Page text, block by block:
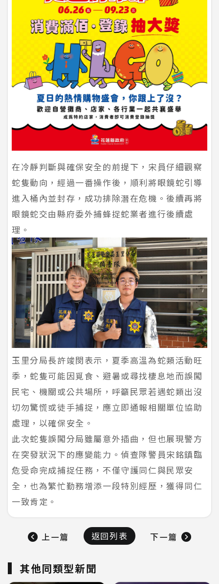
在冷靜判斷與確保安全的前提下，宋員仔細觀察
蛇隻動向，經過一番操作後，順利將眼鏡蛇引導
進入桶內並封存，成功排除潛在危機。後續再將
眼鏡蛇交由縣府委外捕蜂捉蛇業者進行後續處
理。
玉里分局長許竣閔表示，夏季高溫為蛇類活動旺
季，蛇隻可能因覓食、避暑或尋找棲息地而誤闖
民宅、機關或公共場所，呼籲民眾若遇蛇類出沒
切勿驚慌或徒手捕捉，應立即通報相關單位協助
處理，以確保安全。
此次蛇隻誤闖分局雖屬意外插曲，但也展現警方
在突發狀況下的應變能力。偵查隊警員宋銘鎮臨
危受命完成捕捉任務，不僅守護同仁與民眾安
全，也為繁忙勤務增添一段特別經歷，獲得同仁
一致肯定。
上一篇 返回列表 下一篇
其他同類型新聞